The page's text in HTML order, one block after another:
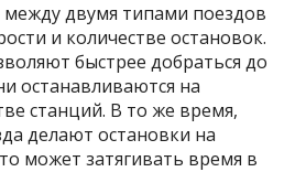
двумя типами поездов
и количестве остановок.
быстрее добраться до
останавливаются на
станций. В то же время,
делают остановки на
может затягивать время в